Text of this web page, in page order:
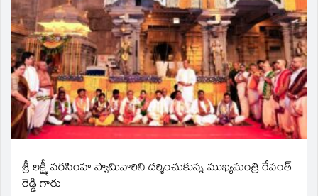
శ్రీ లక్ష్మీ నరసింహ స్వామివారిని దర్శించుకున్న ముఖ్యమంత్రి రేవంత్
రెడ్డి గారు